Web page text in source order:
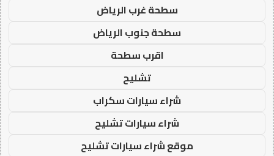
سطحة غرب الرياض
سطحة جنوب الرياض
اقرب سطحة
تشليح
شراء سيارات سكراب
شراء سيارات تشليح
موقع شراء سيارات تشليح